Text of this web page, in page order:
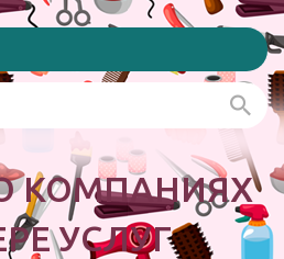
КОМПАНИЯХ
УСЛУГ